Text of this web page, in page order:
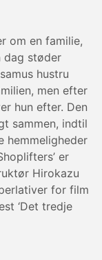
om en familie,
dag støder
hustru
men efter
hun efter. Den
sammen, indtil
hemmeligheder
er
Hirokazu
for film
‘Det tredje